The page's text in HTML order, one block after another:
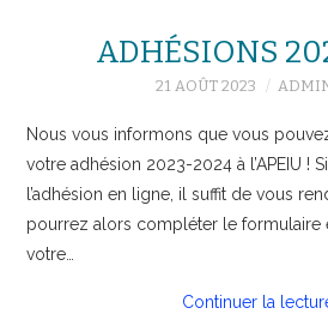
ADHÉSIONS
21 AOÛT 2023
Nous vous informons que vous
votre adhésion 2023-2024 à l’APEIU !
l’adhésion en ligne, il suffit de vous
pourrez alors compléter le formulaire
votre…
Continuer la